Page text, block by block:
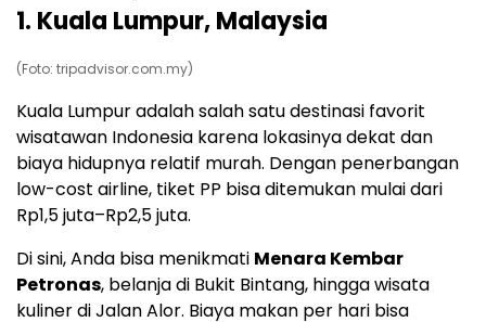
1. Kuala Lumpur, Malaysia
(Foto: tripadvisor.com.my)
Kuala Lumpur adalah salah satu destinasi favorit
wisatawan Indonesia karena lokasinya dekat dan
biaya hidupnya relatif murah. Dengan penerbangan
low-cost airline, tiket PP bisa ditemukan mulai dari
Rp1,5 juta–Rp2,5 juta.
Di sini, Anda bisa menikmati Menara Kembar
Petronas, belanja di Bukit Bintang, hingga wisata
kuliner di Jalan Alor. Biaya makan per hari bisa